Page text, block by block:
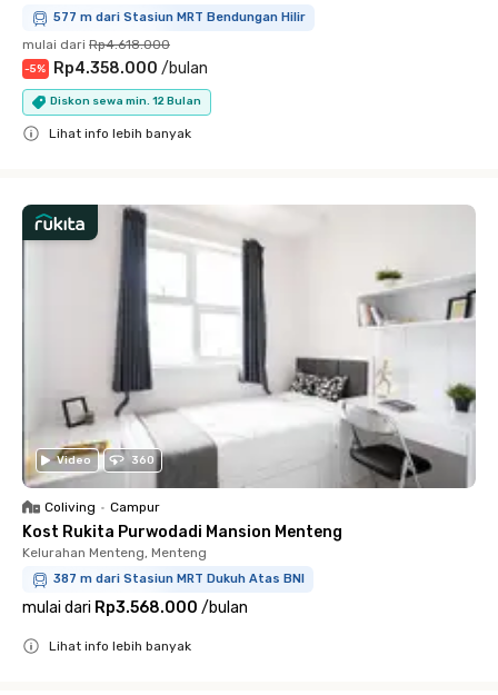
577 m dari Stasiun MRT Bendungan Hilir
mulai dari Rp4.618.000
-5% Rp4.358.000 /bulan
Diskon sewa min. 12 Bulan
Lihat info lebih banyak
Video 360
Coliving • Campur
Kost Rukita Purwodadi Mansion Menteng
Kelurahan Menteng, Menteng
387 m dari Stasiun MRT Dukuh Atas BNI
mulai dari Rp3.568.000 /bulan
Lihat info lebih banyak